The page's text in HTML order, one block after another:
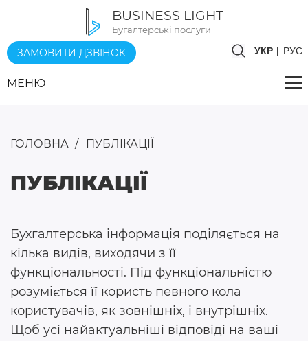
BUSINESS LIGHT
Бугалтерські послуги
МЕНЮ
УКР РУС
ЗАМОВИТИ ДЗВІНОК
ГОЛОВНА ПУБЛІКАЦІЇ
ПУБЛІКАЦІЇ
Бухгалтерська інформація поділяється на
кілька видів, виходячи з її
функціональності. Під функціональністю
розуміється її користь певного кола
користувачів, як зовнішніх, і внутрішніх.
Щоб усі найактуальніші відповіді на ваші